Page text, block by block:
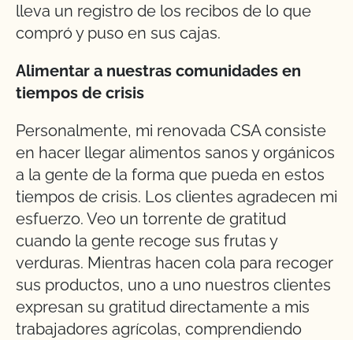
lleva un registro de los recibos de lo que
compró y puso en sus cajas.
Alimentar a nuestras comunidades en
tiempos de crisis
Personalmente, mi renovada CSA consiste
en hacer llegar alimentos sanos y orgánicos
a la gente de la forma que pueda en estos
tiempos de crisis. Los clientes agradecen mi
esfuerzo. Veo un torrente de gratitud
cuando la gente recoge sus frutas y
verduras. Mientras hacen cola para recoger
sus productos, uno a uno nuestros clientes
expresan su gratitud directamente a mis
trabajadores agrícolas, comprendiendo